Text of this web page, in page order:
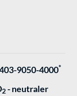
9050-4000*
2 - neutraler